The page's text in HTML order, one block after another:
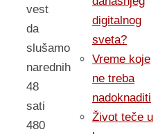
vest
da
slušamo
narednih
48
sati
480
digitalnog
sveta?
Vreme koje
ne treba
nadoknaditi
Život teče u